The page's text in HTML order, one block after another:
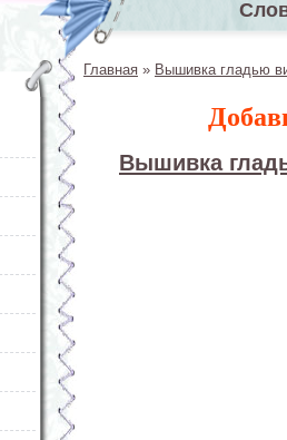
Главное
Главная » Вышивка гладью
Вышивка